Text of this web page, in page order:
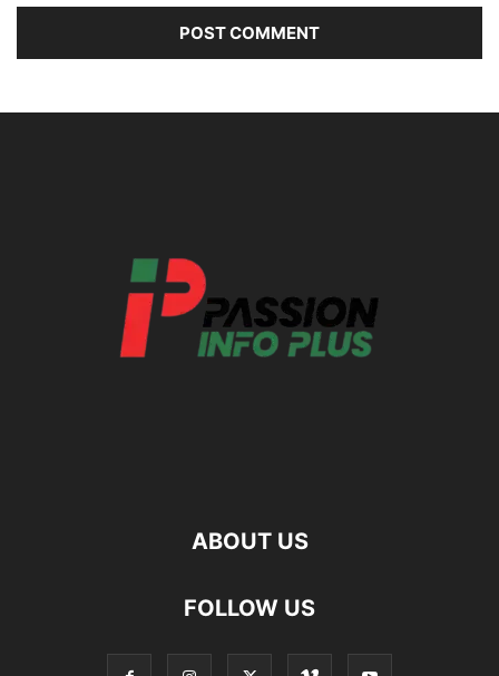
ABOUT US
FOLLOW US